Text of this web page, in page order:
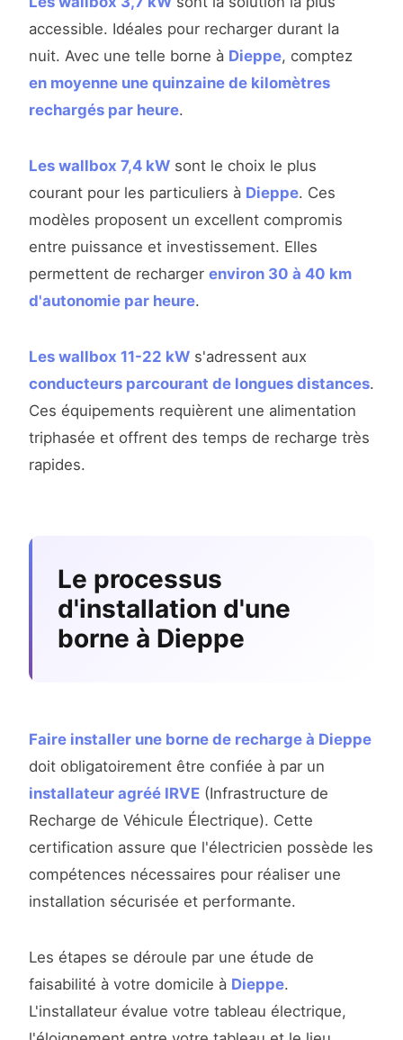
accessible. Idéales pour recharger durant la
nuit. Avec une telle borne à Dieppe, comptez
en moyenne une quinzaine de kilomètres
rechargés par heure.
Les wallbox 7,4 kW sont le choix le plus
courant pour les particuliers à Dieppe. Ces
modèles proposent un excellent compromis
entre puissance et investissement. Elles
permettent de recharger environ 30 à 40 km
d'autonomie par heure.
Les wallbox 11-22 kW s'adressent aux
conducteurs parcourant de longues distances.
Ces équipements requièrent une alimentation
triphasée et offrent des temps de recharge très
rapides.
Le processus
d'installation d'une
borne à Dieppe
Faire installer une borne de recharge à Dieppe
doit obligatoirement être confiée à par un
installateur agréé IRVE (Infrastructure de
Recharge de Véhicule Électrique). Cette
certification assure que l'électricien possède les
compétences nécessaires pour réaliser une
installation sécurisée et performante.
Les étapes se déroule par une étude de
faisabilité à votre domicile à Dieppe.
L'installateur évalue votre tableau électrique,